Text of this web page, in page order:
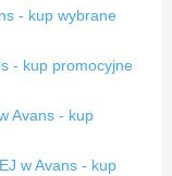
- kup wybrane
- kup promocyjne
Avans - kup
w Avans - kup